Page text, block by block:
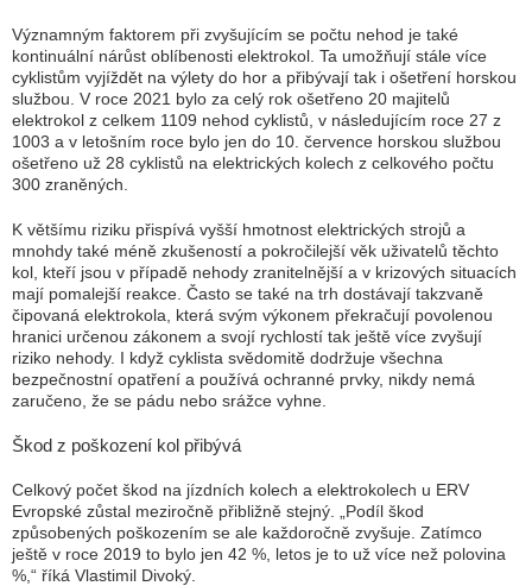
Významným faktorem při zvyšujícím se počtu nehod je také
kontinuální nárůst oblíbenosti elektrokol. Ta umožňují stále více
cyklistům vyjíždět na výlety do hor a přibývají tak i ošetření horskou
službou. V roce 2021 bylo za celý rok ošetřeno 20 majitelů
elektrokol z celkem 1109 nehod cyklistů, v následujícím roce 27 z
1003 a v letošním roce bylo jen do 10. července horskou službou
ošetřeno už 28 cyklistů na elektrických kolech z celkového počtu
300 zraněných.
K většímu riziku přispívá vyšší hmotnost elektrických strojů a
mnohdy také méně zkušeností a pokročilejší věk uživatelů těchto
kol, kteří jsou v případě nehody zranitelnější a v krizových situacích
mají pomalejší reakce. Často se také na trh dostávají takzvaně
čipovaná elektrokola, která svým výkonem překračují povolenou
hranici určenou zákonem a svojí rychlostí tak ještě více zvyšují
riziko nehody. I když cyklista svědomitě dodržuje všechna
bezpečnostní opatření a používá ochranné prvky, nikdy nemá
zaručeno, že se pádu nebo srážce vyhne.
Škod z poškození kol přibývá
Celkový počet škod na jízdních kolech a elektrokolech u ERV
Evropské zůstal meziročně přibližně stejný. „Podíl škod
způsobených poškozením se ale každoročně zvyšuje. Zatímco
ještě v roce 2019 to bylo jen 42 %, letos je to už více než polovina
%,“ říká Vlastimil Divoký.